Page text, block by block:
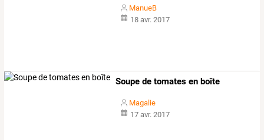
ManueB
18 avr. 2017
Soupe de tomates en boîte
Magalie
17 avr. 2017